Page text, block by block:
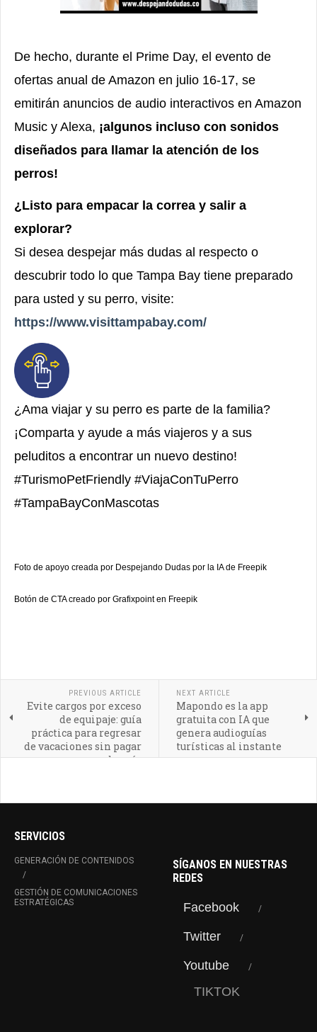
De hecho, durante el Prime Day, el evento de
ofertas anual de Amazon en julio 16-17, se
emitirán anuncios de audio interactivos en Amazon
Music y Alexa, ¡algunos incluso con sonidos
diseñados para llamar la atención de los
perros!
¿Listo para empacar la correa y salir a
explorar?
Si desea despejar más dudas al respecto o
descubrir todo lo que Tampa Bay tiene preparado
para usted y su perro, visite:
https://www.visittampabay.com/
¿Ama viajar y su perro es parte de la familia?
¡Comparta y ayude a más viajeros y a sus
peluditos a encontrar un nuevo destino!
#TurismoPetFriendly #ViajaConTuPerro
#TampaBayConMascotas
Foto de apoyo creada por Despejando Dudas por la IA de Freepik
Botón de CTA creado por Grafixpoint en Freepik
PREVIOUS ARTICLE
Evite cargos por exceso
de equipaje: guía
práctica para regresar
de vacaciones sin pagar
de más
NEXT ARTICLE
Mapondo es la app
gratuita con IA que
genera audioguías
turísticas al instante
SERVICIOS
GENERACIÓN DE CONTENIDOS
GESTIÓN DE COMUNICACIONES
ESTRATÉGICAS
SÍGANOS EN NUESTRAS
REDES
Facebook
Twitter
Youtube
TIKTOK